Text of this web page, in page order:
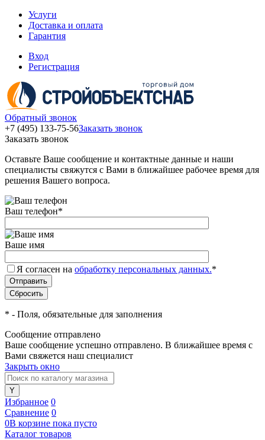
Услуги
Доставка и оплата
Гарантия
Вход
Регистрация
Обратный звонок
+7 (495) 133-75-56Заказать звонок
Заказать звонок
Оставьте Ваше сообщение и контактные данные и наши
специалисты свяжутся с Вами в ближайшее рабочее время для
решения Вашего вопроса.
Ваш телефон*
Ваше имя
Я согласен на обработку персональных данных.*
* - Поля, обязательные для заполнения
Сообщение отправлено
Ваше сообщение успешно отправлено. В ближайшее время с
Вами свяжется наш специалист
Закрыть окно
Избранное 0
Сравнение 0
0В корзине пока пусто
Каталог товаров